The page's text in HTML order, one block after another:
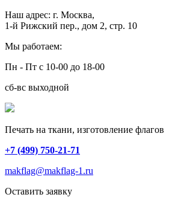
Наш адрес: г. Москва,
1-й Рижский пер., дом 2, стр. 10
Мы работаем:
Пн - Пт с 10-00 до 18-00
сб-вс выходной
Печать на ткани, изготовление флагов
+7 (499) 750-21-71
makflag@makflag-1.ru
Оставить заявку